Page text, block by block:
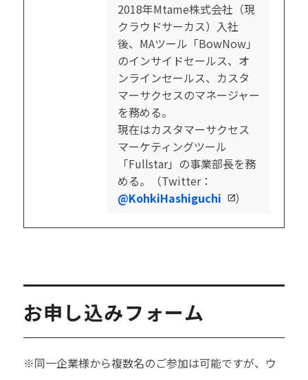
2018年Mtame株式会社（現
クラウドサーカス）入社
後、MAツール「BowNow」
のインサイドセールス、オ
ンラインセールス、カスタ
マーサクセスのマネージャー
を務める。
現在はカスタマーサクセス
マーケティングツール
「Fullstar」の事業部長を務
める。（Twitter：
@KohkiHashiguchi
）
お申し込みフォーム
※同一企業様から複数名のご参加は可能ですが、ウ